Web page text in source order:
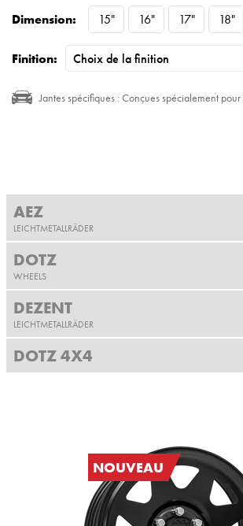
Dimension: 15" 16" 17" 18"
Finition:
Jantes spécifiques : Conçues spécialement
AEZ
LEICHTMETALLRÄDER
DOTZ
WHEELS
DEZENT
LEICHTMETALLRÄDER
DOTZ 4X4
NOUVEAU